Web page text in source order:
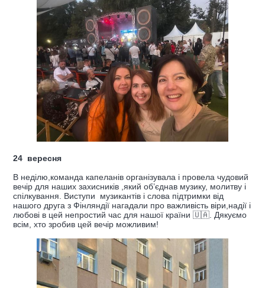
24 вересня
В неділю,команда капеланів організувала і провела чудовий
вечір для наших захисників ,який об’єднав музику, молитву і
спілкування. Виступи музикантів і слова підтримки від
нашого друга з Фінляндії нагадали про важливість віри,надії і
любові в цей непростий час для нашої країни 🇺🇦. Дякуємо
всім, хто зробив цей вечір можливим!